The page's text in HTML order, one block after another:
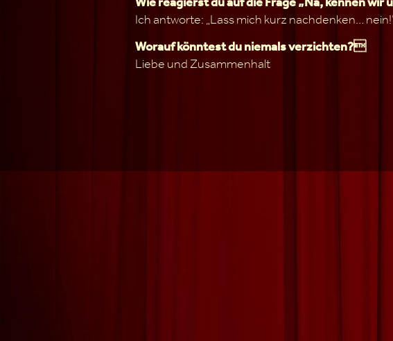
Ich antworte: „Lass mich kurz nachdenken…
Worauf könntest du niemals verzichten?
Liebe und Zusammenhalt